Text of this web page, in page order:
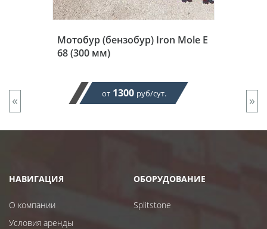
Мотобур (бензобур) Iron Mole E
68 (300 мм)
от 1300 руб/сут.
« »
НАВИГАЦИЯ
О компании
Условия аренды
ОБОРУДОВАНИЕ
Splitstone